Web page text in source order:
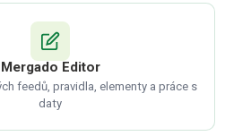
Mergado Editor
feedů, pravidla, elementy a práce s
daty